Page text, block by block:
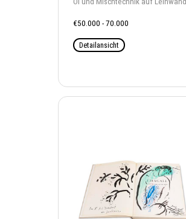
€50.000 - 70.000
Detailansicht